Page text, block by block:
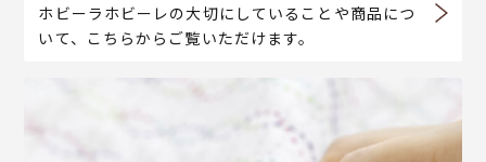
ホビーラホビーレの大切にしていることや商品につ
いて、こちらからご覧いただけます。